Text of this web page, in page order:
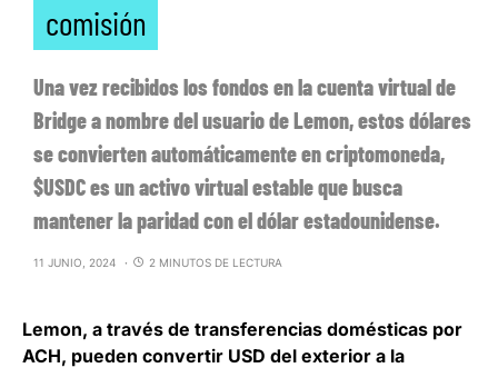
comisión
Una vez recibidos los fondos en la cuenta virtual de
Bridge a nombre del usuario de Lemon, estos dólares
se convierten automáticamente en criptomoneda,
$USDC es un activo virtual estable que busca
mantener la paridad con el dólar estadounidense.
11 JUNIO, 2024 2 MINUTOS DE LECTURA
Lemon, a través de transferencias domésticas por
ACH, pueden convertir USD del exterior a la